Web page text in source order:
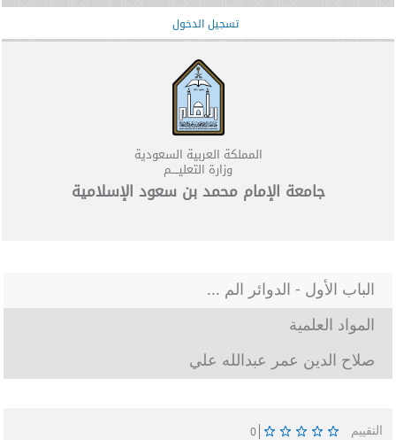
تسجيل الدخول
المملكة العربية السعودية
وزارة التعليــــم
جامعة الإمام محمد بن سعود الإسلامية
صلاح الدين عمر عبدالله علي
المواد العلمية
الباب الأول - الدوائر الم ...
التقييم 0